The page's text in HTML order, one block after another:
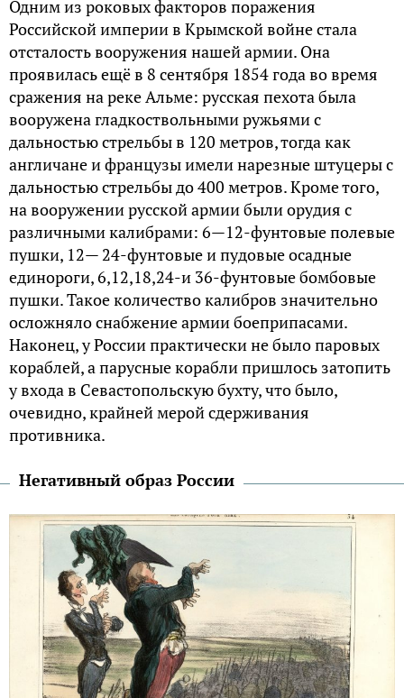
Одним из роковых факторов поражения
Российской империи в Крымской войне стала
отсталость вооружения нашей армии. Она
проявилась ещё в 8 сентября 1854 года во время
сражения на реке Альме: русская пехота была
вооружена гладкоствольными ружьями с
дальностью стрельбы в 120 метров, тогда как
англичане и французы имели нарезные штуцеры с
дальностью стрельбы до 400 метров. Кроме того,
на вооружении русской армии были орудия с
различными калибрами: 6—12-фунтовые полевые
пушки, 12— 24-фунтовые и пудовые осадные
единороги, 6,12,18,24-и 36-фунтовые бомбовые
пушки. Такое количество калибров значительно
осложняло снабжение армии боеприпасами.
Наконец, у России практически не было паровых
кораблей, а парусные корабли пришлось затопить
у входа в Севастопольскую бухту, что было,
очевидно, крайней мерой сдерживания
противника.
Негативный образ России